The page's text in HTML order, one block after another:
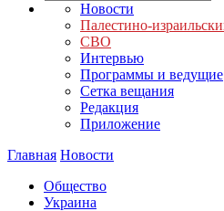
Новости
Палестино-
СВО
Интервью
Программы и ведущие
Сетка вещания
Редакция
Приложение
Главная Новости
Общество
Украина